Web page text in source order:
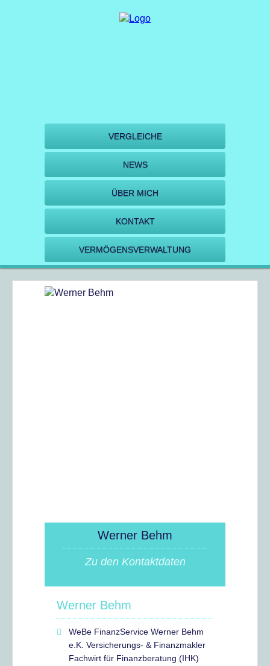
VERGLEICHE
NEWS
ÜBER MICH
KONTAKT
VERMÖGENSVERWALTUNG
Werner Behm
Zu den Kontaktdaten
Werner Behm
WeBe FinanzService Werner Behm
e.K. Versicherungs- & Finanzmakler
Fachwirt für Finanzberatung (IHK)